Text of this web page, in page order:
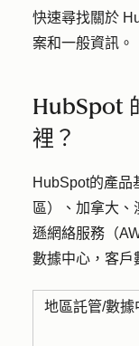
快速尋找關於
案和一般資訊。
HubSpot
裡？
HubSpot的產品
區）、加拿大、
遜網絡服務（
數據中心，客戶
地區託管/數據